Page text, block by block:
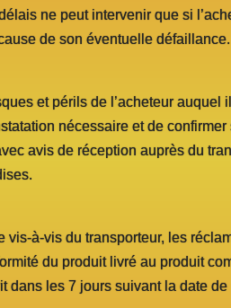
ne peut intervenir que si
de son éventuelle défaillance.
et périls de l’acheteur auquel
nécessaire et de
avis de réception auprès du
à-vis du transporteur, les
du produit livré au produit
dans les 7 jours suivant la date